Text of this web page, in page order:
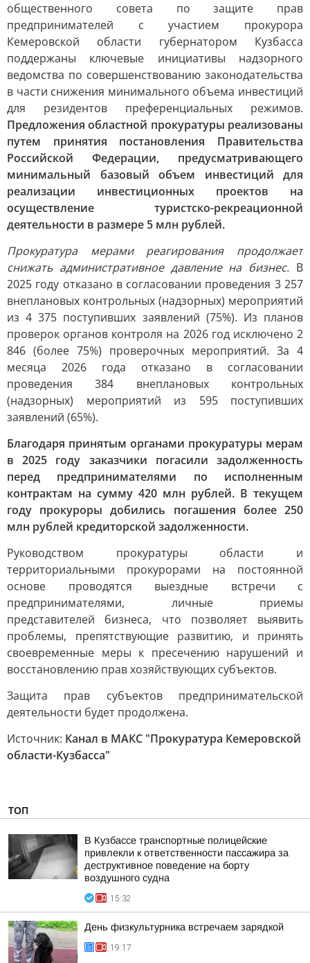
общественного совета по защите прав
предпринимателей с участием прокурора
Кемеровской области губернатором Кузбасса
поддержаны ключевые инициативы надзорного
ведомства по совершенствованию законодательства
в части снижения минимального объема инвестиций
для резидентов преференциальных режимов.
Предложения областной прокуратуры реализованы
путем принятия постановления Правительства
Российской Федерации, предусматривающего
минимальный базовый объем инвестиций для
реализации инвестиционных проектов на
осуществление туристско-рекреационной
деятельности в размере 5 млн рублей.
Прокуратура мерами реагирования продолжает
снижать административное давление на бизнес. В
2025 году отказано в согласовании проведения 3 257
внеплановых контрольных (надзорных) мероприятий
из 4 375 поступивших заявлений (75%). Из планов
проверок органов контроля на 2026 год исключено 2
846 (более 75%) проверочных мероприятий. За 4
месяца 2026 года отказано в согласовании
проведения 384 внеплановых контрольных
(надзорных) мероприятий из 595 поступивших
заявлений (65%).
Благодаря принятым органами прокуратуры мерам
в 2025 году заказчики погасили задолженность
перед предпринимателями по исполненным
контрактам на сумму 420 млн рублей. В текущем
году прокуроры добились погашения более 250
млн рублей кредиторской задолженности.
Руководством прокуратуры области и
территориальными прокурорами на постоянной
основе проводятся выездные встречи с
предпринимателями, личные приемы
представителей бизнеса, что позволяет выявить
проблемы, препятствующие развитию, и принять
своевременные меры к пресечению нарушений и
восстановлению прав хозяйствующих субъектов.
Защита прав субъектов предпринимательской
деятельности будет продолжена.
Источник: Канал в МАКС "Прокуратура Кемеровской
области-Кузбасса"
ТОП
В Кузбассе транспортные полицейские
привлекли к ответственности пассажира за
деструктивное поведение на борту
воздушного судна
15:32
День физкультурника встречаем зарядкой
19:17